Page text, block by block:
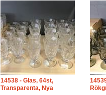
14538 - Glas, 64st,
Transparenta, Nya